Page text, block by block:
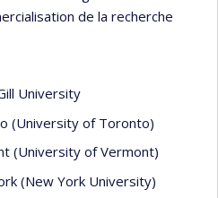
de la recherche
University
(University of Toronto)
(University of Vermont)
(New York University)